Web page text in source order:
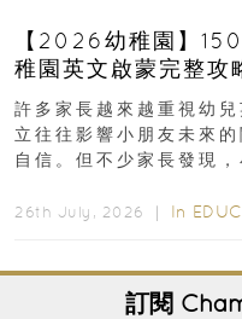
【2026幼稚園】
稚園英文啟蒙完整攻
許多家長越來越重視幼
立往往影響小朋友未來
自信。但不少家長發現
26th July, 2026 ｜ In
訂閱